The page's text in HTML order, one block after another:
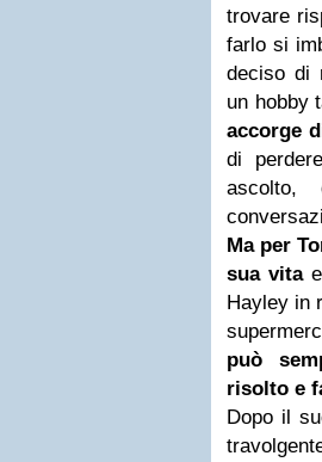
trovare
farlo si
deciso di
un hobby
accorge
di
ascolto,
Ma per
sua vitae
Hayley in
può
risolto e
Dopo il